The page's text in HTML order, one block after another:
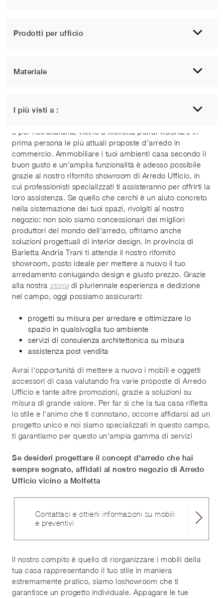
Prodotti per ufficio
Materiale
I più visti a :
o per ristrutturarla, vicino a Molfetta potrai visionare in
prima persona le più attuali proposte d'arredo in
commercio. Ammobiliare i tuoi ambienti casa secondo il
buon gusto e un'amplia funzionalità è adesso possibile
grazie al nostro rifornito showroom di Arredo Ufficio, in
cui professionisti specializzati ti assisteranno per offrirti la
loro assistenza. Se quello che cerchi è un aiuto concreto
nella sistemazione dei tuoi spazi, rivolgiti al nostro
negozio: non solo siamo concessionari dei migliori
produttori del mondo dell'arredo, offriamo anche
soluzioni progettuali di interior design. In provincia di
Barletta Andria Trani ti attende il nostro rifornito
showroom, posto ideale per mettere a nuovo il tuo
arredamento coniugando design e giusto prezzo. Grazie
alla nostra storia di pluriennale esperienza e dedizione
nel campo, oggi possiamo assicurarti:
progetti su misura per arredare e ottimizzare lo
spazio in qualsivoglia tuo ambiente
servizi di consulenza architettonica su misura
assistenza post vendita
Avrai l'opportunità di mettere a nuovo i mobili e oggetti
accessori di casa valutando fra varie proposte di Arredo
Ufficio e tante altre promozioni, grazie a soluzioni su
misura di grande valore. Per far sì che la tua casa rifletta
lo stile e l'animo che ti connotano, occorre affidarsi ad un
progetto unico e noi siamo specializzati in questo campo,
ti garantiamo per questo un'ampia gamma di servizi
Se desideri progettare il concept d'arredo che hai
sempre sognato, affidati al nostro negozio di Arredo
Ufficio vicino a Molfetta
Contattaci e ottieni informazioni su mobili
e preventivi
Il nostro compito è quello di riorganizzare i mobili della
tua casa rappresentando il tuo stile in maniera
estremamente pratico, siamo loshowroom che ti
garantisce un progetto individuale. Appagare le tue